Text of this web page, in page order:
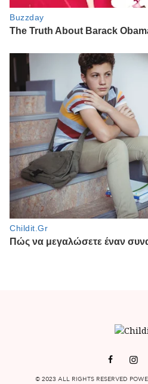
© 2023 ALL RIGHTS RESERVED